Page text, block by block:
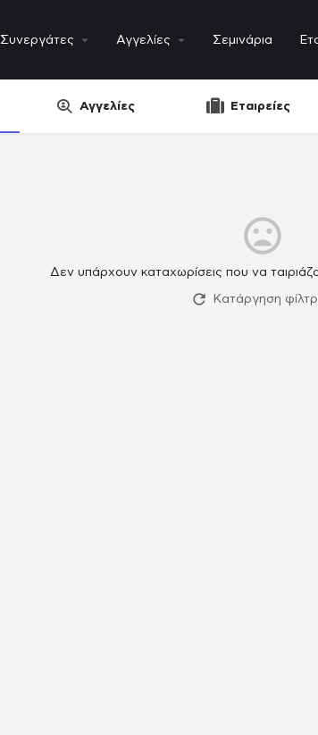
Συνεργάτες Αγγελίες Σεμινάρια
Αγγελίες Εταιρείες
Δεν υπάρχουν καταχωρίσεις που να
Κατάργηση